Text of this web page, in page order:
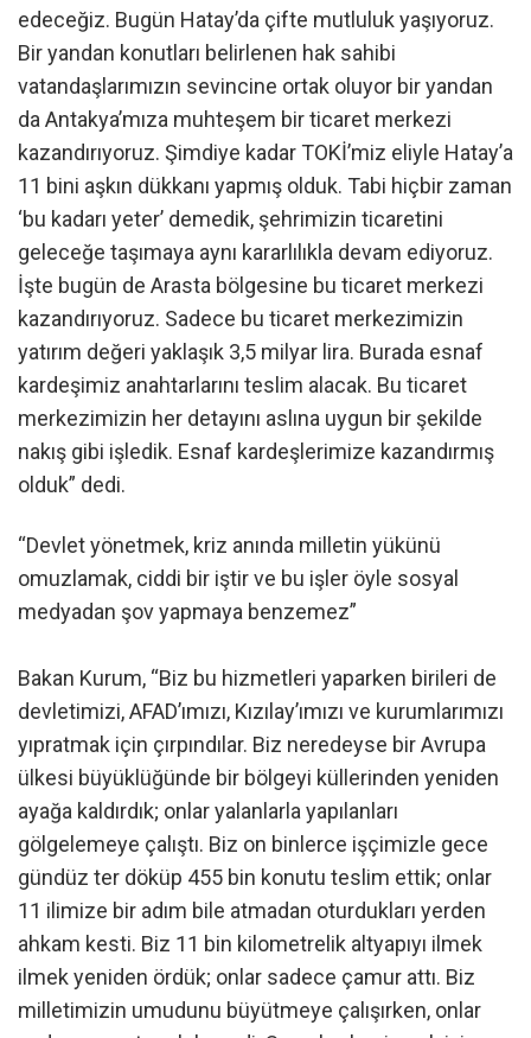
edeceğiz. Bugün Hatay’da çifte mutluluk yaşıyoruz.
Bir yandan konutları belirlenen hak sahibi
vatandaşlarımızın sevincine ortak oluyor bir yandan
da Antakya’mıza muhteşem bir ticaret merkezi
kazandırıyoruz. Şimdiye kadar TOKİ’miz eliyle Hatay’a
11 bini aşkın dükkanı yapmış olduk. Tabi hiçbir zaman
‘bu kadarı yeter’ demedik, şehrimizin ticaretini
geleceğe taşımaya aynı kararlılıkla devam ediyoruz.
İşte bugün de Arasta bölgesine bu ticaret merkezi
kazandırıyoruz. Sadece bu ticaret merkezimizin
yatırım değeri yaklaşık 3,5 milyar lira. Burada esnaf
kardeşimiz anahtarlarını teslim alacak. Bu ticaret
merkezimizin her detayını aslına uygun bir şekilde
nakış gibi işledik. Esnaf kardeşlerimize kazandırmış
olduk” dedi.
“Devlet yönetmek, kriz anında milletin yükünü
omuzlamak, ciddi bir iştir ve bu işler öyle sosyal
medyadan şov yapmaya benzemez”
Bakan Kurum, “Biz bu hizmetleri yaparken birileri de
devletimizi, AFAD’ımızı, Kızılay’ımızı ve kurumlarımızı
yıpratmak için çırpındılar. Biz neredeyse bir Avrupa
ülkesi büyüklüğünde bir bölgeyi küllerinden yeniden
ayağa kaldırdık; onlar yalanlarla yapılanları
gölgelemeye çalıştı. Biz on binlerce işçimizle gece
gündüz ter döküp 455 bin konutu teslim ettik; onlar
11 ilimize bir adım bile atmadan oturdukları yerden
ahkam kesti. Biz 11 bin kilometrelik altyapıyı ilmek
ilmek yeniden ördük; onlar sadece çamur attı. Biz
milletimizin umudunu büyütmeye çalışırken, onlar